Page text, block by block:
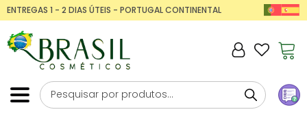
ENTREGAS 1 - 2 DIAS ÚTEIS - PORTUGAL CONTINENTAL